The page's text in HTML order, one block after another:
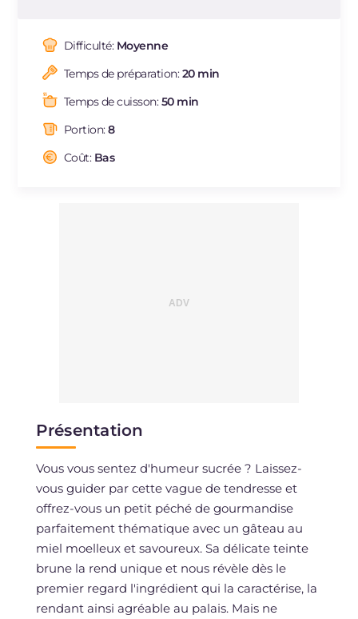
NL
Dont sucres
Protéine
Graisses
Fibre
Cholestérol
Difficulté: Moyenne
Temps de préparation:20 min
Temps de cuisson:50 min
Portion:8
Coût: Bas
Présentation
Vous vous sentez d'humeur sucrée ? Laissez-
vous guider par cette vague de tendresse et
offrez-vous un petit péché de gourmandise
parfaitement thématique avec un gâteau au
miel moelleux et savoureux. Sa délicate teinte
brune la rend unique et nous révèle dès le
premier regard l'ingrédient qui la caractérise, la
rendant ainsi agréable au palais. Mais ne